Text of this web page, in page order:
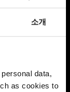
소개
data,
as cookies to
2077
다